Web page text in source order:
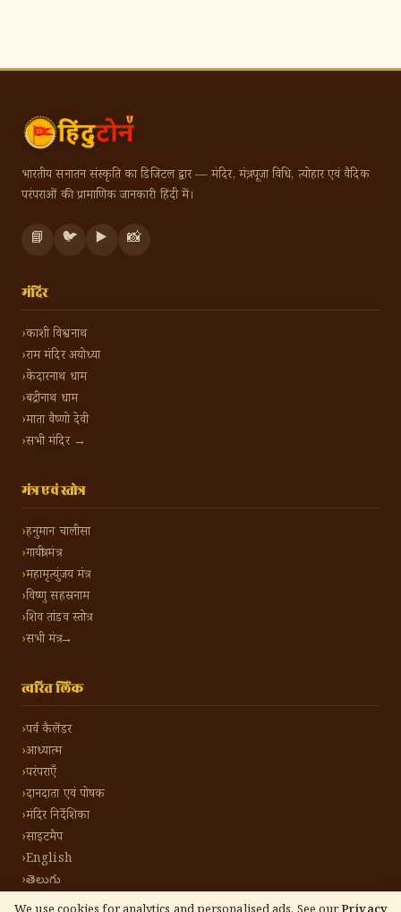
भारतीय सनातन संस्कृति का डिजिटल द्वार — मंदिर, मंत्र, पूजा विधि, त्योहार एवं वैदिक
परंपराओं की प्रामाणिक जानकारी हिंदी में।
📘 🐦 ▶️ 📸
मंदिर
काशी विश्वनाथ
राम मंदिर अयोध्या
केदारनाथ धाम
बद्रीनाथ धाम
माता वैष्णो देवी
सभी मंदिर →
मंत्र एवं स्तोत्र
हनुमान चालीसा
गायत्री मंत्र
महामृत्युंजय मंत्र
विष्णु सहस्रनाम
शिव तांडव स्तोत्र
सभी मंत्र →
त्वरित लिंक
पर्व कैलेंडर
आध्यात्म
परंपराएँ
दानदाता एवं पोषक
मंदिर निर्देशिका
साइटमैप
English
తెలుగు